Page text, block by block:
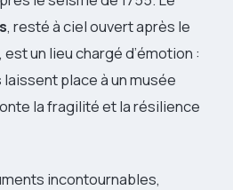
, resté à ciel ouvert après le
un lieu chargé d’émotion :
place à un musée
la fragilité et la résilience
incontournables,